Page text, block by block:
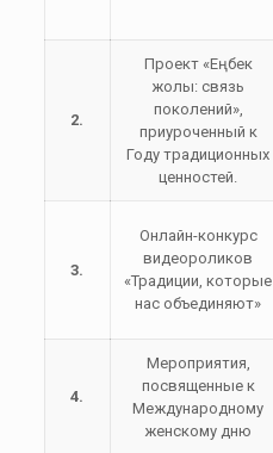
2.
Проект «Еңбек
жолы: связь
поколений»,
приуроченный к
Году традиционных
ценностей.
3.
Онлайн-конкурс
видеороликов
«Традиции, которые
нас объединяют»
4.
Мероприятия,
посвященные к
Международному
женскому дню